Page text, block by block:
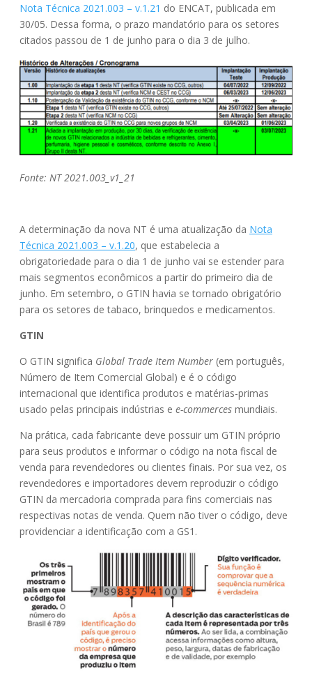
Nota Técnica 2021.003 – v.1.21 do ENCAT, publicada em
30/05. Dessa forma, o prazo mandatório para os setores
citados passou de 1 de junho para o dia 3 de julho.
Fonte: NT 2021.003_v1_21
A determinação da nova NT é uma atualização da Nota
Técnica 2021.003 – v.1.20, que estabelecia a
obrigatoriedade para o dia 1 de junho vai se estender para
mais segmentos econômicos a partir do primeiro dia de
junho. Em setembro, o GTIN havia se tornado obrigatório
para os setores de tabaco, brinquedos e medicamentos.
GTIN
O GTIN significa Global Trade Item Number (em português,
Número de Item Comercial Global) e é o código
internacional que identifica produtos e matérias-primas
usado pelas principais indústrias e e-commerces mundiais.
Na prática, cada fabricante deve possuir um GTIN próprio
para seus produtos e informar o código na nota fiscal de
venda para revendedores ou clientes finais. Por sua vez, os
revendedores e importadores devem reproduzir o código
GTIN da mercadoria comprada para fins comerciais nas
respectivas notas de venda. Quem não tiver o código, deve
providenciar a identificação com a GS1.